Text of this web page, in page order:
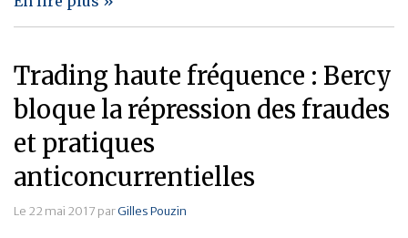
Trading haute fréquence : Bercy
bloque la répression des fraudes
et pratiques
anticoncurrentielles
Le 22 mai 2017 parGilles Pouzin